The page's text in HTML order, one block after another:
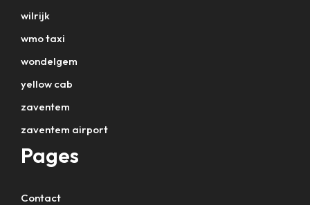
wilrijk
wmo taxi
wondelgem
yellow cab
zaventem
zaventem airport
Pages
Contact